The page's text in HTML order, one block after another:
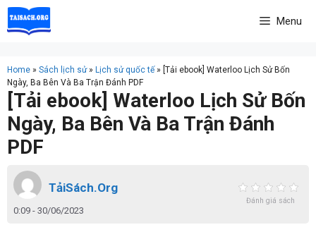
Skip
to
Menu
Home » Sách lịch sử» Lịch sử quốc tế » [Tải ebook] Waterloo Lịch Sử Bốn
Ngày, Ba Bên Và Ba Trận Đánh PDF
[Tải ebook] Waterloo Lịch Sử Bốn
Ngày, Ba Bên Và Ba Trận Đánh
PDF
TảiSách.Org
0:09 - 30/06/2023
Đánh giá sách